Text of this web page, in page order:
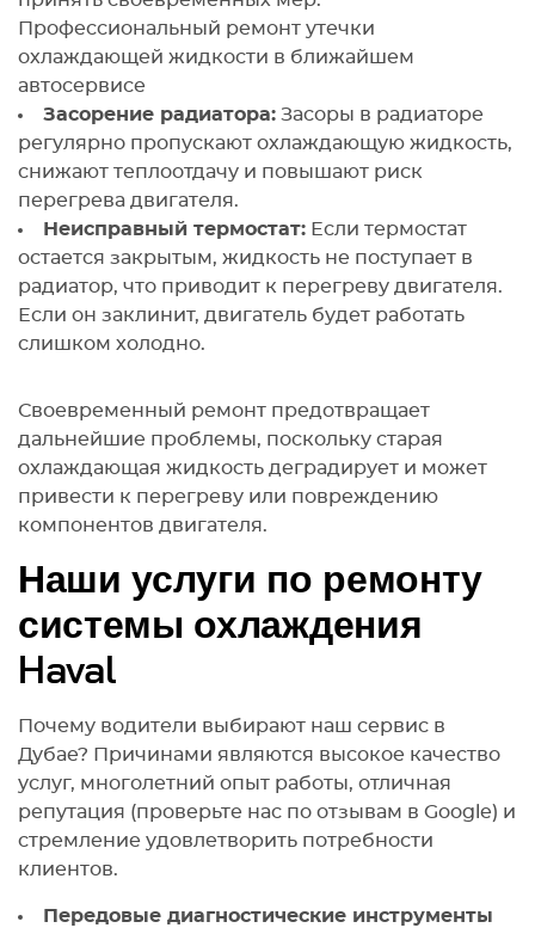
Профессиональный ремонт утечки
охлаждающей жидкости в ближайшем
автосервисе
Засорение радиатора: Засоры в радиаторе
регулярно пропускают охлаждающую жидкость,
снижают теплоотдачу и повышают риск
перегрева двигателя.
Неисправный термостат: Если термостат
остается закрытым, жидкость не поступает в
радиатор, что приводит к перегреву двигателя.
Если он заклинит, двигатель будет работать
слишком холодно.
Своевременный ремонт предотвращает
дальнейшие проблемы, поскольку старая
охлаждающая жидкость деградирует и может
привести к перегреву или повреждению
компонентов двигателя.
Наши услуги по ремонту
системы охлаждения
Haval
Почему водители выбирают наш сервис в
Дубае? Причинами являются высокое качество
услуг, многолетний опыт работы, отличная
репутация (проверьте нас по отзывам в Google) и
стремление удовлетворить потребности
клиентов.
Передовые диагностические инструменты